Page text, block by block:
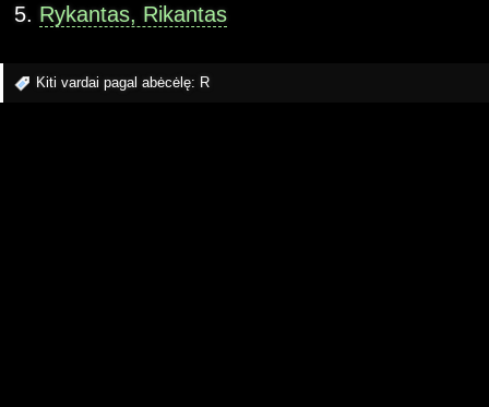
Rykantas, Rikantas
Kiti vardai pagal abėcėlę: R